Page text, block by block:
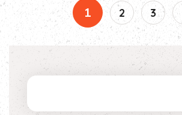
1 2 3
Αναζήτηση